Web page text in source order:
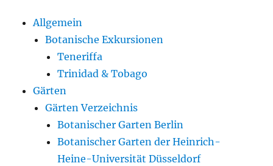
Allgemein
Botanische Exkursionen
Teneriffa
Trinidad & Tobago
Gärten
Gärten Verzeichnis
Botanischer Garten Berlin
Botanischer Garten der Heinrich-
Heine-Universität Düsseldorf